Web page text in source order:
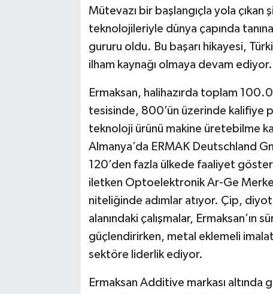
Mütevazı bir başlangıçla yola
teknolojileriyle dünya çapında
gururu oldu. Bu başarı hikayesi,
ilham kaynağı olmaya devam ediyor.
Ermaksan, halihazırda toplam
tesisinde, 800’ün üzerinde kalifiye
teknoloji ürünü makine üretebilme
Almanya’da ERMAK Deutschland
120’den fazla ülkede faaliyet
iletken Optoelektronik Ar-Ge
niteliğinde adımlar atıyor. Çip,
alanındaki çalışmalar,
güçlendirirken, metal eklemeli
sektöre liderlik ediyor.
Ermaksan Additive markası altında